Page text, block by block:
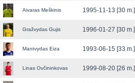
Aivaras Meškinis 1995-11-13 [30 m.]
Gražvydas Gujis 1996-01-27 [30 m.]
Mantvydas Eiza 1993-06-15 [33 m.]
Linas Ovčininkovas 1999-08-20 [26 m.]